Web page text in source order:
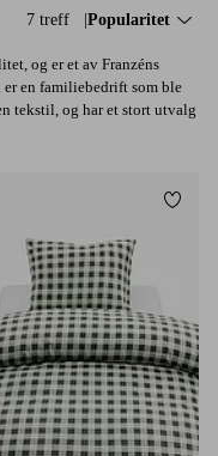
7 treff Sorter på:
Popularitet
og er et av Franzéns
en familiebedrift som ble
tekstil, og har et stort utvalg